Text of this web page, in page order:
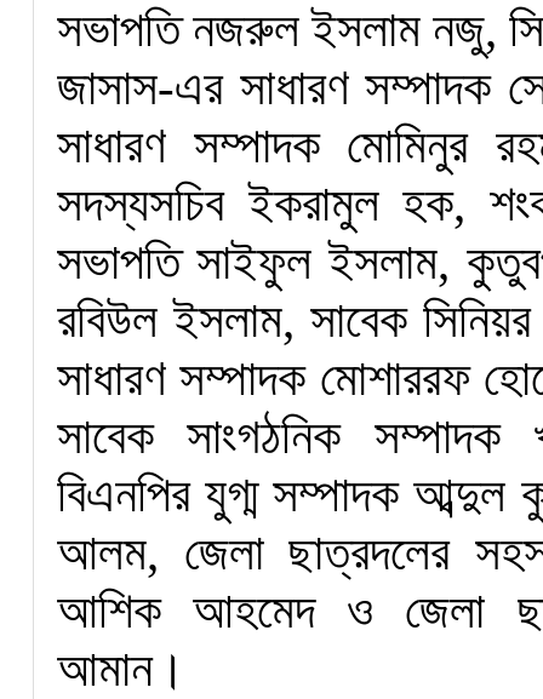
সভাপতি নজরুল ইসলাম নজু,
জাসাস-এর সাধারণ সম্পাদক
সাধারণ সম্পাদক মোমিনুর
সদস্যসচিব ইকরামুল হক,
সভাপতি সাইফুল ইসলাম,
রবিউল ইসলাম, সাবেক
সাধারণ সম্পাদক মোশাররফ
সাবেক সাংগঠনিক সম্পাদক
বিএনপির যুগ্ম সম্পাদক আব্দুল
আলম, জেলা ছাত্রদলের
আশিক আহমেদ ও জেলা
আমান।